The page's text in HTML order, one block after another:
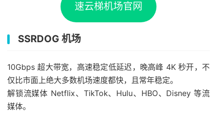
速云梯机场官网
SSRDOG 机场
10Gbps 超大带宽，高速稳定低延迟，晚高峰 4K 秒开，不
仅比市面上绝大多数机场速度都快，且常年稳定。
解锁流媒体 Netflix、TikTok、Hulu、HBO、Disney 等流
媒体。